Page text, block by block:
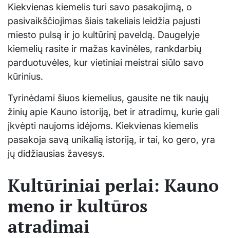
Kiekvienas kiemelis turi savo pasakojimą, o
pasivaikščiojimas šiais takeliais leidžia pajusti
miesto pulsą ir jo kultūrinį paveldą. Daugelyje
kiemelių rasite ir mažas kavinėles, rankdarbių
parduotuvėles, kur vietiniai meistrai siūlo savo
kūrinius.
Tyrinėdami šiuos kiemelius, gausite ne tik naujų
žinių apie Kauno istoriją, bet ir atradimų, kurie gali
įkvėpti naujoms idėjoms. Kiekvienas kiemelis
pasakoja savą unikalią istoriją, ir tai, ko gero, yra
jų didžiausias žavesys.
Kultūriniai perlai: Kauno
meno ir kultūros
atradimai